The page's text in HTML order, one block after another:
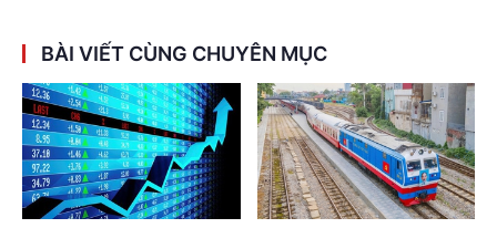
BÀI VIẾT CÙNG CHUYÊN MỤC